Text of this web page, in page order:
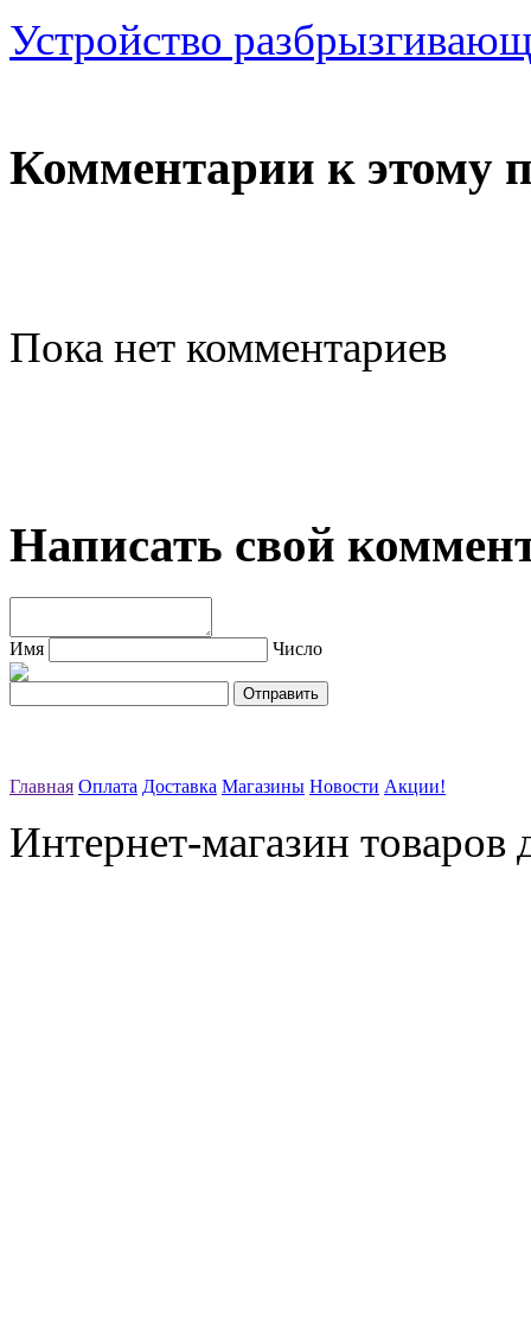
Устройство
Комментарии к этому
Пока нет комментариев
Написать свой
Имя Число
Главная Оплата Доставка Магазины Новости Акции!
Интернет-магазин